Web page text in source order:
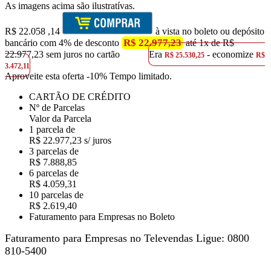
As imagens acima são ilustratívas.
R$ 22.058 ,14
à vista no boleto ou depósito
bancário com 4% de desconto R$ 22.977,23até 1x de R$
22.977,23 sem juros no cartão
EraR$ 25.530,25 - economizeR$
3.472,11
Aproveite esta oferta -10% Tempo limitado.
CARTÃO DE CRÉDITO
Nº de Parcelas
Valor da Parcela
1 parcela de
R$ 22.977,23 s/ juros
3 parcelas de
R$ 7.888,85
6 parcelas de
R$ 4.059,31
10 parcelas de
R$ 2.619,40
Faturamento para Empresas no Boleto
Faturamento para Empresas no Televendas Ligue: 0800
810-5400